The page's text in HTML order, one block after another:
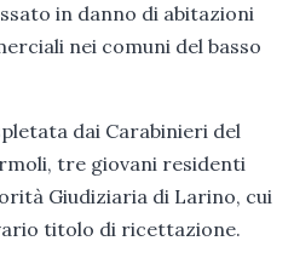
in danno di abitazioni
nei comuni del basso
dai Carabinieri del
tre giovani residenti
Giudiziaria di Larino, cui
titolo di ricettazione.